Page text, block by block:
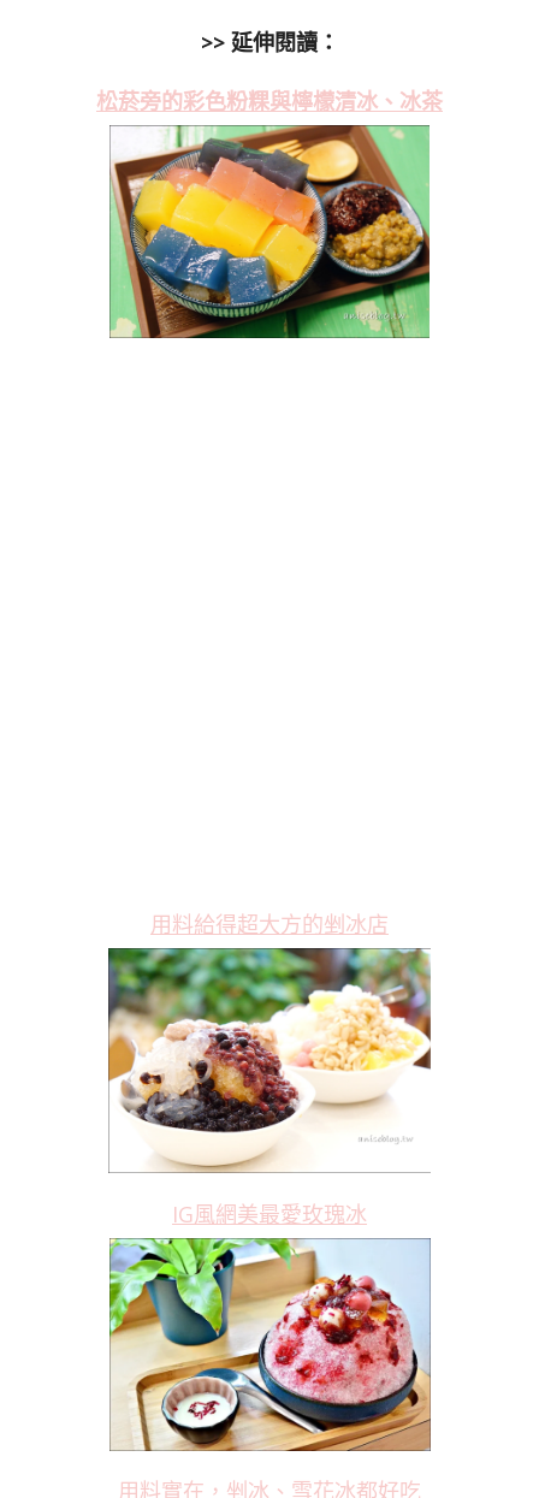
>> 延伸閱讀：
松菸旁的彩色粉粿與檸檬清冰、冰茶
用料給得超大方的剉冰店
IG風網美最愛玫瑰冰
用料實在，剉冰、雪花冰都好吃